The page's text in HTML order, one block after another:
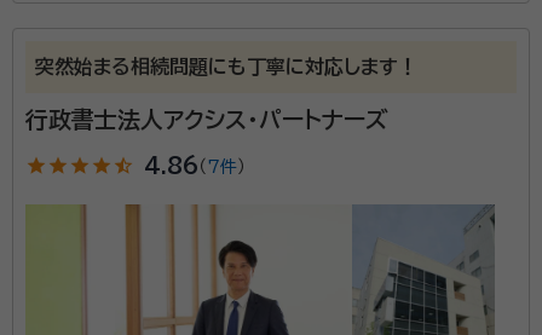
突然始まる相続問題にも丁寧に対応します！
行政書士法人アクシス・パートナーズ
star star star star star_half 4.86 （ 7件 ）